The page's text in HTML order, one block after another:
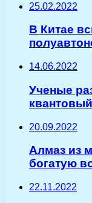
25.02.2022
В Китае
14.06.2022
Ученые
20.09.2022
Алмаз из
богатую
22.11.2022